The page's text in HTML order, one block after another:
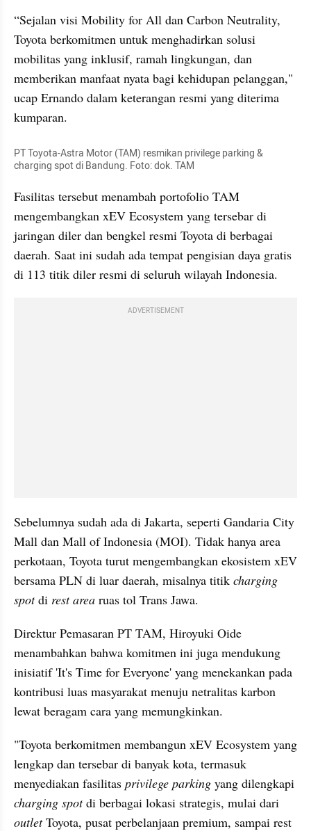
“Sejalan visi Mobility for All dan Carbon Neutrality,
Toyota berkomitmen untuk menghadirkan solusi
mobilitas yang inklusif, ramah lingkungan, dan
memberikan manfaat nyata bagi kehidupan pelanggan,"
ucap Ernando dalam keterangan resmi yang diterima
kumparan.
PT Toyota-Astra Motor (TAM) resmikan privilege parking &
charging spot di Bandung. Foto: dok. TAM
Fasilitas tersebut menambah portofolio TAM
mengembangkan xEV Ecosystem yang tersebar di
jaringan diler dan bengkel resmi Toyota di berbagai
daerah. Saat ini sudah ada tempat pengisian daya gratis
di 113 titik diler resmi di seluruh wilayah Indonesia.
ADVERTISEMENT
Sebelumnya sudah ada di Jakarta, seperti Gandaria City
Mall dan Mall of Indonesia (MOI). Tidak hanya area
perkotaan, Toyota turut mengembangkan ekosistem xEV
bersama PLN di luar daerah, misalnya titik charging
spot di rest area ruas tol Trans Jawa.
Direktur Pemasaran PT TAM, Hiroyuki Oide
menambahkan bahwa komitmen ini juga mendukung
inisiatif 'It's Time for Everyone' yang menekankan pada
kontribusi luas masyarakat menuju netralitas karbon
lewat beragam cara yang memungkinkan.
"Toyota berkomitmen membangun xEV Ecosystem yang
lengkap dan tersebar di banyak kota, termasuk
menyediakan fasilitas privilege parking
charging spot
outlet Toyota, pusat perbelanjaan premium, sampai rest